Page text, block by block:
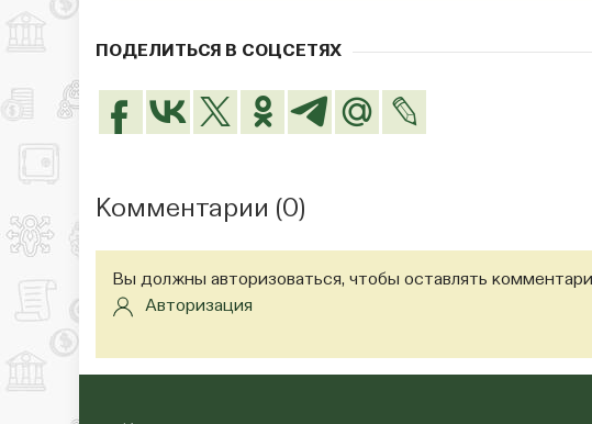
ПОДЕЛИТЬСЯ В СОЦСЕТЯХ
Комментарии (0)
Вы должны авторизоваться, чтобы оставлять
Авторизация